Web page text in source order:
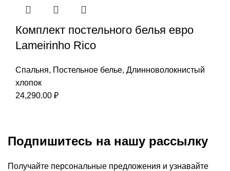
Комплект постельного белья евро
Lameirinho Rico
Спальня, Постельное белье, Длинноволокнистый
хлопок
24,290.00 ₽
Подпишитесь на нашу рассылку
Получайте персональные предложения и узнавайте